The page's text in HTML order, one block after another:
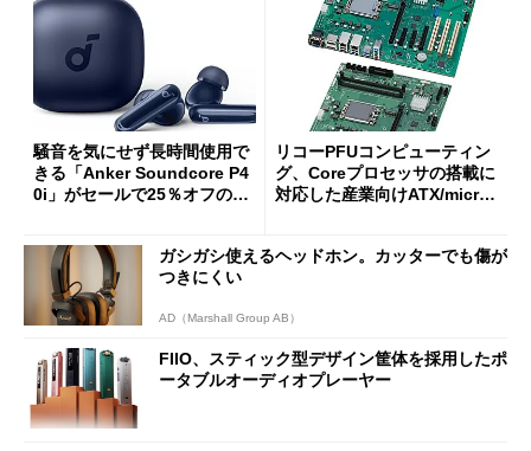
騒音を気にせず長時間使用で
きる「Anker Soundcore P4
0i」がセールで25％オフの59
リコーPFUコンピューティン
グ、Coreプロセッサの搭載に
対応した産業向けATX/micro
ガシガシ使えるヘッドホン。カッターでも傷が
つきにくい
AD（Marshall Group AB）
FIIO、スティック型デザイン筐体を採用したポ
ータブルオーディオプレーヤー